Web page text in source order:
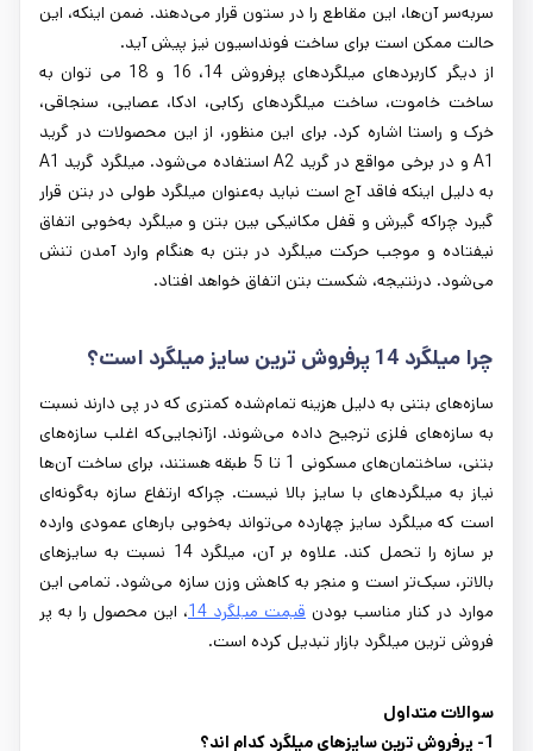
سربه‌سر آن‌ها، این مقاطع را در ستون قرار می‌دهند. ضمن اینکه، این
حالت ممکن است برای ساخت فونداسیون نیز پیش آید.
از دیگر کاربردهای میلگردهای پرفروش 14، 16 و 18 می توان به
ساخت خاموت، ساخت میلگردهای رکابی، ادکا، عصایی، سنجاقی،
خرک و راستا اشاره کرد. برای این منظور، از این محصولات در گرید
A1 و در برخی مواقع در گرید A2 استفاده می‌شود. میلگرد گرید A1
به دلیل اینکه فاقد آج است نباید به‌عنوان میلگرد طولی در بتن قرار
گیرد چراکه گیرش و قفل مکانیکی بین بتن و میلگرد به‌خوبی اتفاق
نیفتاده و موجب حرکت میلگرد در بتن به هنگام وارد آمدن تنش
می‌شود. درنتیجه، شکست بتن اتفاق خواهد افتاد.
چرا میلگرد 14 پرفروش ترین سایز میلگرد است؟
سازه‌های بتنی به دلیل هزینه تمام‌شده کمتری که در پی دارند نسبت
به سازه‌های فلزی ترجیح داده می‌شوند. ازآنجایی‌که اغلب سازه‌های
بتنی، ساختمان‌های مسکونی 1 تا 5 طبقه هستند، برای ساخت آن‌ها
نیاز به میلگردهای با سایز بالا نیست. چراکه ارتفاع سازه به‌گونه‌ای
است که میلگرد سایز چهارده می‌تواند به‌خوبی بارهای عمودی وارده
بر سازه را تحمل کند. علاوه بر آن، میلگرد 14 نسبت به سایزهای
بالاتر، سبک‌تر است و منجر به کاهش وزن سازه می‌شود. تمامی این
موارد در کنار مناسب بودن قیمت میلگرد 14
، این محصول را به پر
فروش ترین میلگرد بازار تبدیل کرده است.
سوالات متداول
1- پرفروش ترین سایزهای میلگرد کدام اند؟